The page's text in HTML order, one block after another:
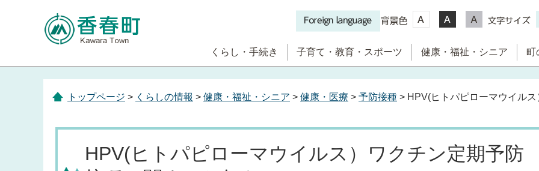
くらし・手続き 子育て・教育・スポーツ 健康・福祉・シニア 町
トップページ > くらしの情報 > 健康・福祉・シニア > 健康・医療 > 予防接種 > HPV(ヒトパピローマウイル
HPV(ヒトパピローマウイルス）ワクチン定期予防